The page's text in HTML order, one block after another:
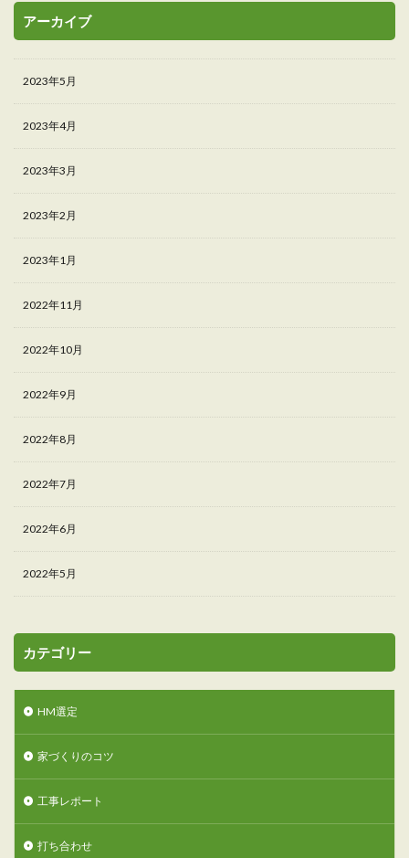
アーカイブ
2023年5月
2023年4月
2023年3月
2023年2月
2023年1月
2022年11月
2022年10月
2022年9月
2022年8月
2022年7月
2022年6月
2022年5月
カテゴリー
HM選定
家づくりのコツ
工事レポート
打ち合わせ